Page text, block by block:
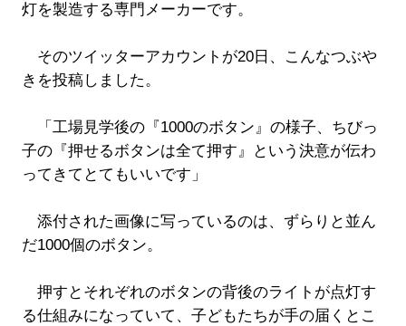
灯を製造する専門メーカーです。
そのツイッターアカウントが20日、こんなつぶや
きを投稿しました。
「工場見学後の『1000のボタン』の様子、ちびっ
子の『押せるボタンは全て押す』という決意が伝わ
ってきてとてもいいです」
添付された画像に写っているのは、ずらりと並ん
だ1000個のボタン。
押すとそれぞれのボタンの背後のライトが点灯す
る仕組みになっていて、子どもたちが手の届くとこ